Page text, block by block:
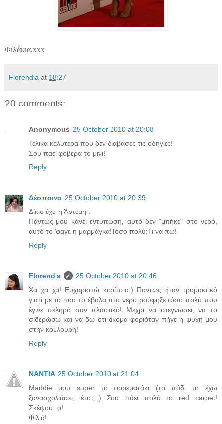
Φιλάκια.xxx
Florendia at 18:27
20 comments:
Anonymous 25 October 2010 at 20:08
Τελικα καλυτερα που δεν διαβασες τις οδηγιες!
Σου παει φοβερα το μινι!
Reply
Δέσποινα 25 October 2010 at 20:39
Δίκιο έχει η Άρτεμη .
Πάντως μου κάνει εντύπωση, αυτό δεν "μπήκε" στο νερό,
αυτό το 'φαγε η μαρμάγκα!Τόσο πολύ;Τι να πω!
Reply
Florendia
25 October 2010 at 20:46
Χα χα χα! Ευχαριστώ κορίτσια:) Παντως ήταν τρομακτικό
γιατί με το που το έβαλα στο νερό ρούφηξε τόσο πολύ που
έγινε σκληρό σαν πλαστικό! Μεχρι να στεγνωσει, να το
σιδερώσω και να δω οτι ακόμα φοριόταν πήγε η ψυχή μου
στην κούλουρη!
Reply
NANTIA 25 October 2010 at 21:04
Maddie μου super το φορεματάκι (το πόδι το έχω
ξανασχολιάσει, έτσι;;;) Σου πάει πολύ το...red carpet!
Σκέψου το!
Φιλιά!